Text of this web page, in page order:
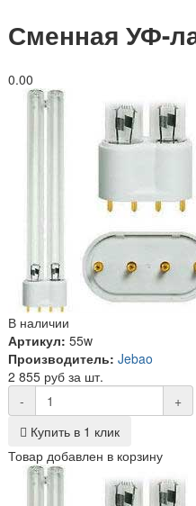
Сменная УФ-
0.00
В наличии
Артикул: 55w
Производитель: Jebao
2 855 руб за шт.
-
+
Купить в 1 клик
Товар добавлен в корзину